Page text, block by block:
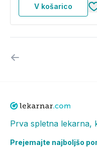
V košarico
Prva spletna lekarna,
Prejemajte najboljšo